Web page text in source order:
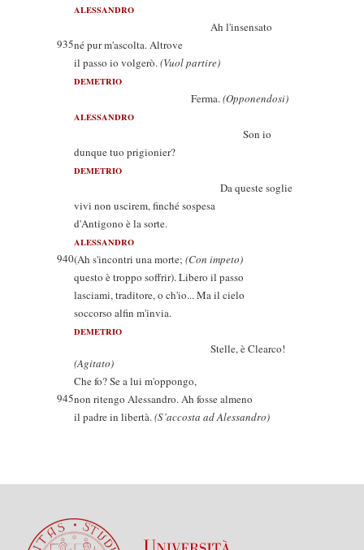
ALESSANDRO
Ah l'insensato
935né pur m'ascolta. Altrove
il passo io volgerò.(Vuol partire)
DEMETRIO
Ferma.(Opponendosi)
ALESSANDRO
Son io
dunque tuo prigionier?
DEMETRIO
Da queste soglie
vivi non uscirem, finché sospesa
d'Antigono è la sorte.
ALESSANDRO
940(Ah s'incontri una morte; (Con impeto)
questo è troppo soffrir). Libero il passo
lasciami, traditore, o ch'io... Ma il cielo
soccorso alfin m'invia.
DEMETRIO
Stelle, è Clearco!
(Agitato)
Che fo? Se a lui m'oppongo,
945non ritengo Alessandro. Ah fosse almeno
il padre in libertà.(S’accosta ad Alessandro)